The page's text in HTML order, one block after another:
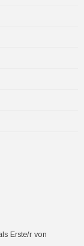
Erste/r von